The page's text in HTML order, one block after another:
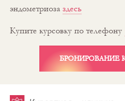
эндометриоза здесь
Купите курсовку по телефону
БРОНИРОВАНИЕ